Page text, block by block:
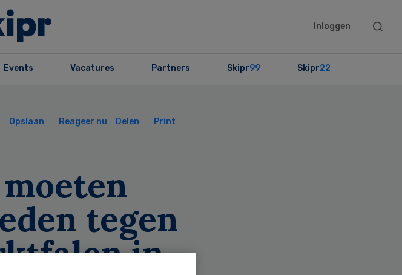
Inloggen
Search
Events Vacatures Partners Skipr99 Skipr22
Opslaan Reageer nu Delen Print
tegen
in